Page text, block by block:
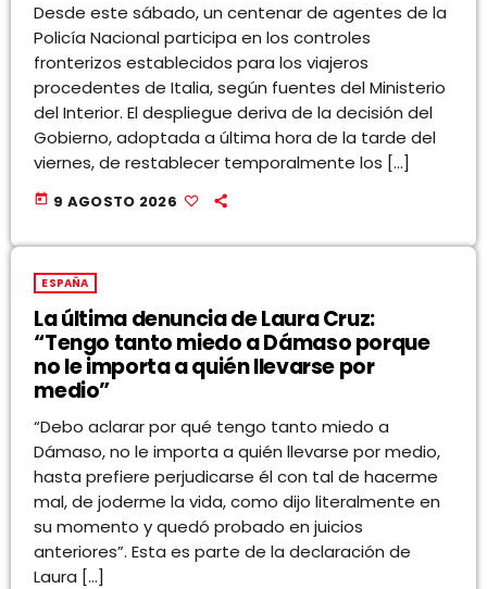
Desde este sábado, un centenar de agentes de la
Policía Nacional participa en los controles
fronterizos establecidos para los viajeros
procedentes de Italia, según fuentes del Ministerio
del Interior. El despliegue deriva de la decisión del
Gobierno, adoptada a última hora de la tarde del
viernes, de restablecer temporalmente los […]
today 9 AGOSTO 2026
ESPAÑA
La última denuncia de Laura Cruz:
“Tengo tanto miedo a Dámaso porque
no le importa a quién llevarse por
medio”
“Debo aclarar por qué tengo tanto miedo a
Dámaso, no le importa a quién llevarse por medio,
hasta prefiere perjudicarse él con tal de hacerme
mal, de joderme la vida, como dijo literalmente en
su momento y quedó probado en juicios
anteriores”. Esta es parte de la declaración de
Laura […]